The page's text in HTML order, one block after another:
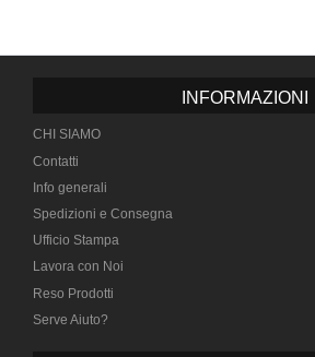
INFORMAZIONI
CHI SIAMO
Contatti
Info generali
Spedizioni e Consegna
Ufficio Stampa
Lavora con Noi
Reso Prodotti
Serve Aiuto?